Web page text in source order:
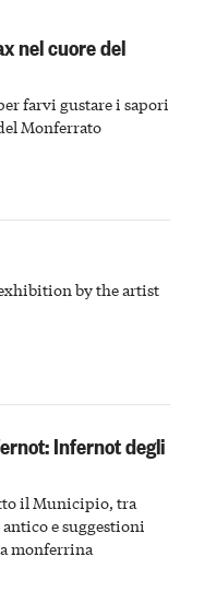
nel cuore del
farvi gustare i sapori
Monferrato
by the artist
Infernot degli
il Municipio, tra
e suggestioni
monferrina